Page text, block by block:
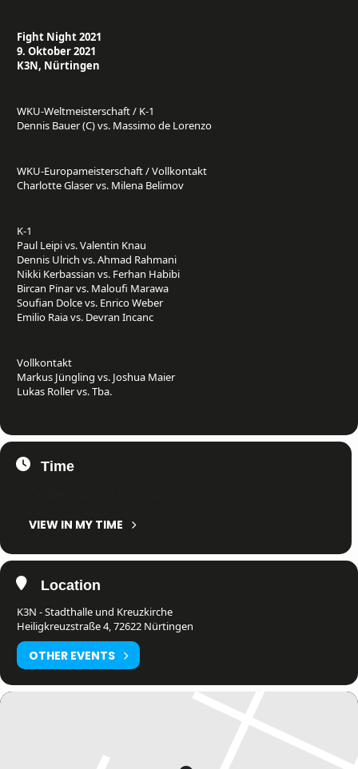
Fight Night 2021
9. Oktober 2021
K3N, Nürtingen
WKU-Weltmeisterschaft / K-1
Dennis Bauer (C) vs. Massimo de Lorenzo
WKU-Europameisterschaft / Vollkontakt
Charlotte Glaser vs. Milena Belimov
K-1
Paul Leipi vs. Valentin Knau
Dennis Ulrich vs. Ahmad Rahmani
Nikki Kerbassian vs. Ferhan Habibi
Bircan Pinar vs. Maloufi Marawa
Soufian Dolce vs. Enrico Weber
Emilio Raia vs. Devran Incanc
Vollkontakt
Markus Jüngling vs. Joshua Maier
Lukas Roller vs. Tba.
Time
VIEW IN MY TIME
Location
K3N - Stadthalle und Kreuzkirche
Heiligkreuzstraße 4, 72622 Nürtingen
OTHER EVENTS